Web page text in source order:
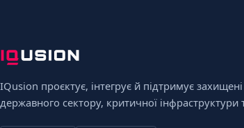
IQusion проєктує, інтегрує й підтримує
державного сектору, критичної інфраструктури